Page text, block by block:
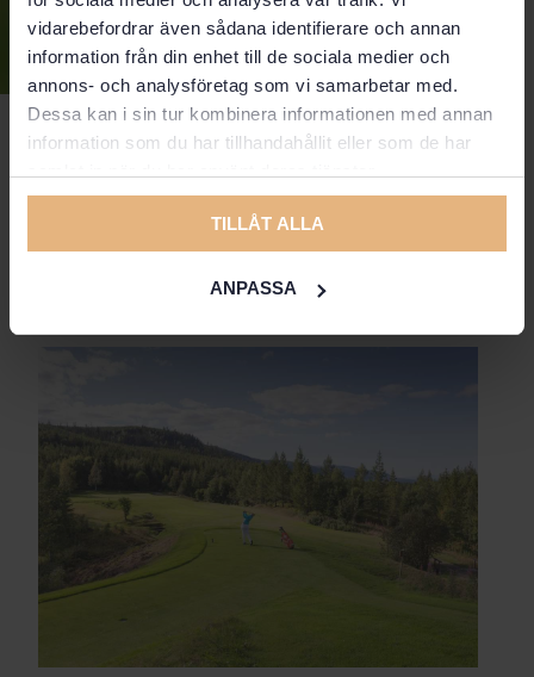
vidarebefordrar även sådana identifierare och annan
information från din enhet till de sociala medier och
annons- och analysföretag som vi samarbetar med.
Dessa kan i sin tur kombinera informationen med annan
information som du har tillhandahållit eller som de har
TILLÅT ALLA
ANPASSA
Spela golf i Storhogna,
Vemdalen
Spela golf mitt i fjällandskapet